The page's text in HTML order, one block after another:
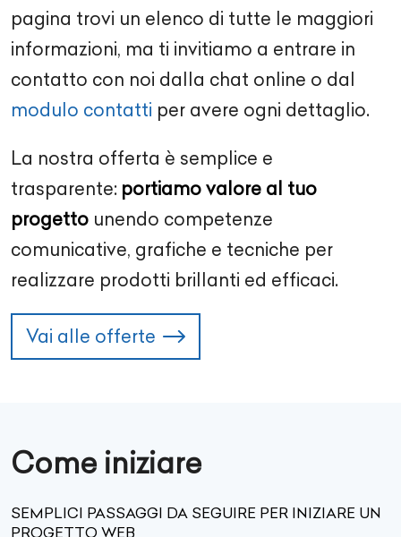
pagina trovi un elenco di tutte le maggiori
informazioni, ma ti invitiamo a entrare in
contatto con noi dalla chat online o dal
modulo contatti per avere ogni dettaglio.
La nostra offerta è semplice e
trasparente: portiamo valore al tuo
progetto unendo competenze
comunicative, grafiche e tecniche per
realizzare prodotti brillanti ed efficaci.
Vai alle offerte
Come iniziare
SEMPLICI PASSAGGI DA SEGUIRE PER INIZIARE UN
PROGETTO WEB